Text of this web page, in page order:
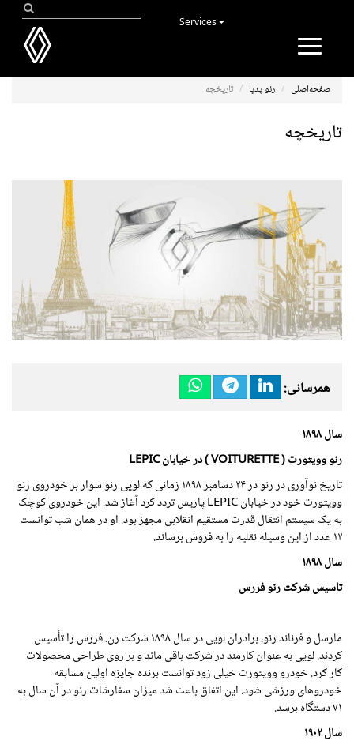
Toggle
صفحه‌اصلی رنو پدیا تاریخچه
تاریخچه
همرسانی:
سال۱۸۹۸
رنو وویتورت ( VOITURETTE ) در خیابان LEPIC
تاریخ نوآوری در رنو در ۲۴ دسامبر
۱۸۹۸زمانی که لویی رنو سوار بر خودروی رنو
وویتورت خود در خیابان LEPIC پاریس تردد کرد آغاز شد. این خودروی کوچک
به یک سیستم انتقال قدرت مستقیم انقلابی مجهز بود. او در همان شب توانست
۱۲ عدد از این وسیله نقلیه را به فروش برساند.
سال۱۸۹۸
تاسیس شرکت رنو فررس
مارسل و فرناند رنو، برادران لویی در سال۱۸۹۸شرکت رن. فررس را تأسیس
کردند. لویی به عنوان کارمند در شرکت باقی ماند و بر روی طراحی محصولات
کار کرد. خودرو وویتورت خیلی زود توانست برنده جایزه اولین مسابقه
خودروهای ورزشی شود. این اتفاق باعث شد میزان سفارشات رنو در آن سال به
۷۱ دستگاه برسد.
سال۱۹۰۲